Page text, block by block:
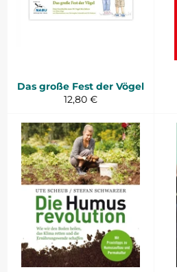
Das große Fest der Vögel
Normaler
12,80 €